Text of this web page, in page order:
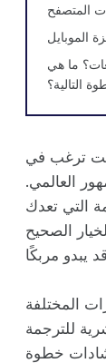
المتصفح
ما هي
التالية؟
ترغب في
العالمي.
التي تعدك
الصحيح
المختلفة
للترجمة
خطوة